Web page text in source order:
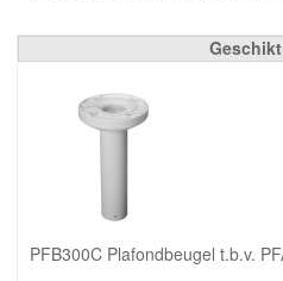
PFB300C Plafondbeugel t.b.v.